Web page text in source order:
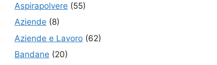
Aspirapolvere (55)
Aziende (8)
Aziende e Lavoro (62)
Bandane (20)